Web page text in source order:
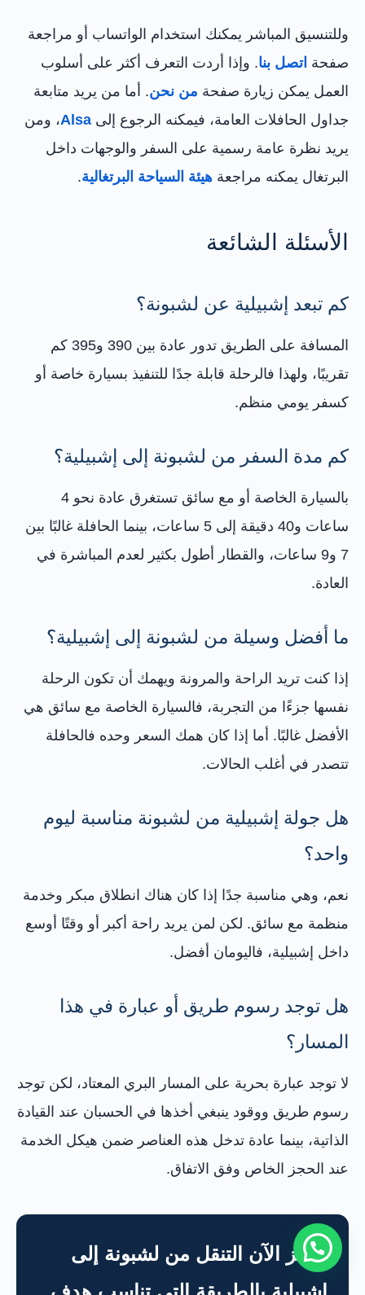
وللتنسيق المباشر يمكنك استخدام الواتساب أو مراجعة
صفحة اتصل بنا. وإذا أردت التعرف أكثر على أسلوب
العمل يمكن زيارة صفحة من نحن. أما من يريد متابعة
جداول الحافلات العامة، فيمكنه الرجوع إلى Alsa، ومن
يريد نظرة عامة رسمية على السفر والوجهات داخل
البرتغال يمكنه مراجعة هيئة السياحة البرتغالية.
الأسئلة الشائعة
كم تبعد إشبيلية عن لشبونة؟
المسافة على الطريق تدور عادة بين 390 و395 كم
تقريبًا، ولهذا فالرحلة قابلة جدًا للتنفيذ بسيارة خاصة أو
كسفر يومي منظم.
كم مدة السفر من لشبونة إلى إشبيلية؟
بالسيارة الخاصة أو مع سائق تستغرق عادة نحو 4
ساعات و40 دقيقة إلى 5 ساعات، بينما الحافلة غالبًا بين
7 و9 ساعات، والقطار أطول بكثير لعدم المباشرة في
العادة.
ما أفضل وسيلة من لشبونة إلى إشبيلية؟
إذا كنت تريد الراحة والمرونة ويهمك أن تكون الرحلة
نفسها جزءًا من التجربة، فالسيارة الخاصة مع سائق هي
الأفضل غالبًا. أما إذا كان همك السعر وحده فالحافلة
تتصدر في أغلب الحالات.
هل جولة إشبيلية من لشبونة مناسبة ليوم
واحد؟
نعم، وهي مناسبة جدًا إذا كان هناك انطلاق مبكر وخدمة
منظمة مع سائق. لكن لمن يريد راحة أكبر أو وقتًا أوسع
داخل إشبيلية، فاليومان أفضل.
هل توجد رسوم طريق أو عبارة في هذا
المسار؟
لا توجد عبارة بحرية على المسار البري المعتاد، لكن توجد
رسوم طريق ووقود ينبغي أخذها في الحسبان عند القيادة
الذاتية، بينما عادة تدخل هذه العناصر ضمن هيكل الخدمة
عند الحجز الخاص وفق الاتفاق.
احجز الآن التنقل من لشبونة إلى